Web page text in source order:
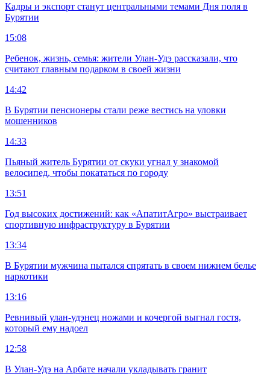
Кадры и экспорт станут центральными темами Дня поля в
Бурятии
15:08
Ребенок, жизнь, семья: жители Улан-Удэ рассказали, что
считают главным подарком в своей жизни
14:42
В Бурятии пенсионеры стали реже вестись на уловки
мошенников
14:33
Пьяный житель Бурятии от скуки угнал у знакомой
велосипед, чтобы покататься по городу
13:51
Год высоких достижений: как «АпатитАгро» выстраивает
спортивную инфраструктуру в Бурятии
13:34
В Бурятии мужчина пытался спрятать в своем нижнем белье
наркотики
13:16
Ревнивый улан-удэнец ножами и кочергой выгнал гостя,
который ему надоел
12:58
В Улан-Удэ на Арбате начали укладывать гранит